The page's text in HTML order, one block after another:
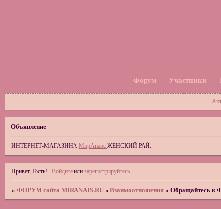
Форум Участники
Объявление
ИНТЕРНЕТ-МАГАЗИНА МирАнаис ЖЕНСКИЙ РАЙ.
Привет, Гость! Войдитеили зарегистрируйтесь.
» ФОРУМ сайта MIRANAIS.RU » Взаимоотношения » Обращайтесь к